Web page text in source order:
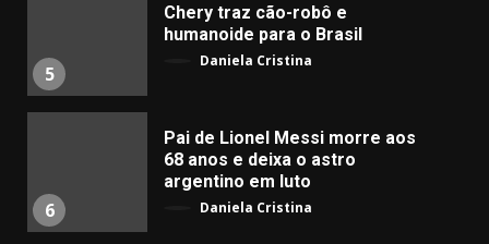
5
Chery traz cão-robô e
humanoide para o Brasil
Daniela Cristina
6
Pai de Lionel Messi morre aos
68 anos e deixa o astro
argentino em luto
Daniela Cristina